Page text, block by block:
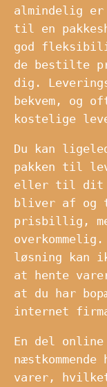
almindelig
til en
god
de bestilte
dig.
bekvem, og
kostelige
Du kan
pakken til
eller til dit
bliver af og
prisbillig,
løsning kan
at hente
at du har
internet
En del
varer,